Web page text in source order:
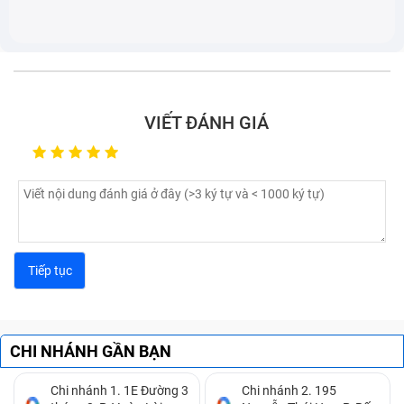
Nếu có những dấu hiệu trên tốt nhất bạn mang chiếc
tablet của mình đi sửa chữa ngay nhé, một phần để
cho máy vì có thể sẽ làm hư hại tới các thành phần
khác như mainboard hoặc màn hình,...
VIẾT ĐÁNH GIÁ
CHI NHÁNH GẦN BẠN
Chi nhánh 1. 1E Đường 3
Chi nhánh 2. 195